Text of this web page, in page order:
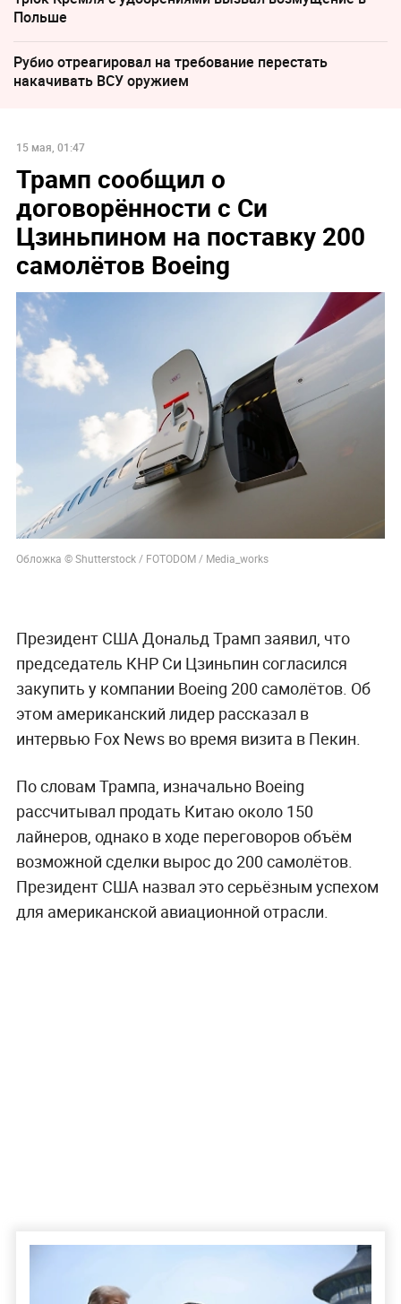
Польше
Рубио отреагировал на требование перестать
накачивать ВСУ оружием
15 мая, 01:47
Трамп сообщил о
договорённости с Си
Цзиньпином на поставку 200
самолётов Boeing
Обложка © Shutterstock / FOTODOM / Media_works
Президент США Дональд Трамп заявил, что
председатель КНР Си Цзиньпин согласился
закупить у компании Boeing 200 самолётов. Об
этом американский лидер рассказал в
интервью Fox News во время визита в Пекин.
По словам Трампа, изначально Boeing
рассчитывал продать Китаю около 150
лайнеров, однако в ходе переговоров объём
возможной сделки вырос до 200 самолётов.
Президент США назвал это серьёзным успехом
для американской авиационной отрасли.